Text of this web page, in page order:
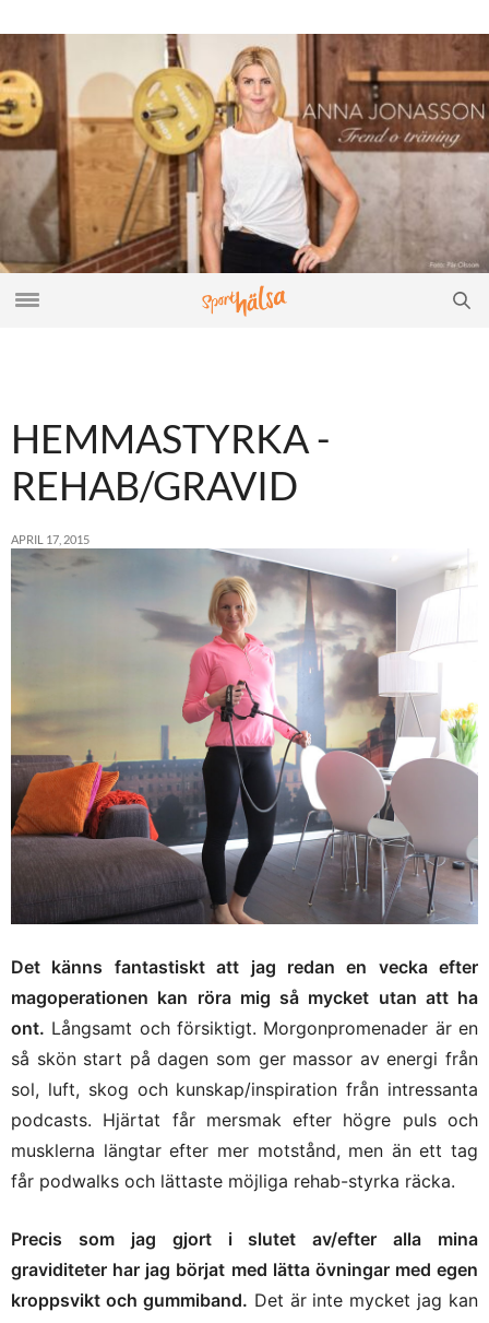
HEMMASTYRKA -
REHAB/GRAVID
APRIL 17, 2015
Det känns fantastiskt att jag redan en vecka efter
magoperationen kan röra mig så mycket utan att ha
ont. Långsamt och försiktigt. Morgonpromenader är en
så skön start på dagen som ger massor av energi från
sol, luft, skog och kunskap/inspiration från intressanta
podcasts. Hjärtat får mersmak efter högre puls och
musklerna längtar efter mer motstånd, men än ett tag
får podwalks och lättaste möjliga rehab-styrka räcka.
Precis som jag gjort i slutet av/efter alla mina
graviditeter har jag börjat med lätta övningar med egen
kroppsvikt och gummiband. Det är inte mycket jag kan